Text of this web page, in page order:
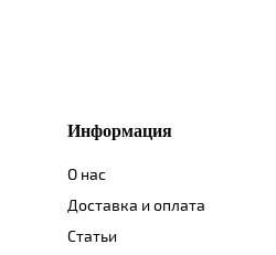
Информация
О нас
Доставка и оплата
Статьи